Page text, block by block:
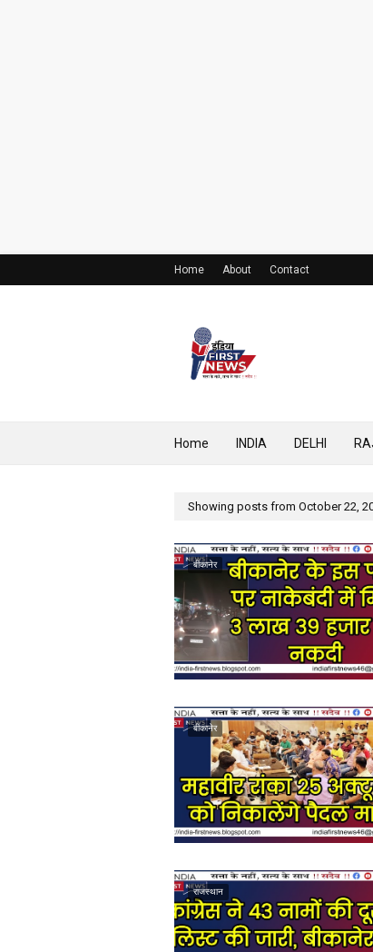
Home About Contact
Home INDIA DELHI
Showing posts from October 22,
बीकानेर
बीकानेर
राजस्थान